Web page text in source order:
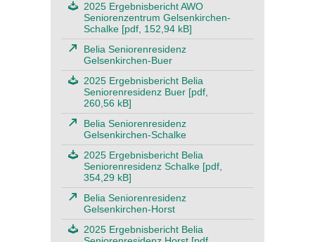
2025 Ergebnisbericht AWO
Seniorenzentrum Gelsenkirchen-
Schalke [pdf, 152,94 kB]
Belia Seniorenresidenz
Gelsenkirchen-Buer
2025 Ergebnisbericht Belia
Seniorenresidenz Buer [pdf,
260,56 kB]
Belia Seniorenresidenz
Gelsenkirchen-Schalke
2025 Ergebnisbericht Belia
Seniorenresidenz Schalke [pdf,
354,29 kB]
Belia Seniorenresidenz
Gelsenkirchen-Horst
2025 Ergebnisbericht Belia